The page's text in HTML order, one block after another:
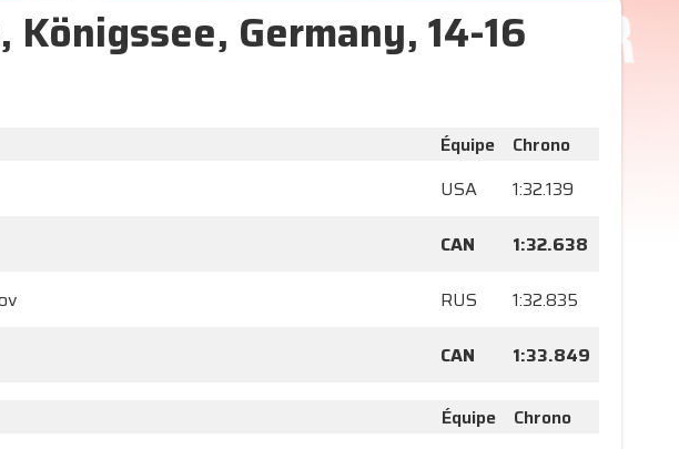
Königssee, Germany, 14-16
Équipe
Chrono
USA
1:32.139
CAN
1:32.638
RUS
1:32.835
CAN 1:33.849
Équipe
Chrono